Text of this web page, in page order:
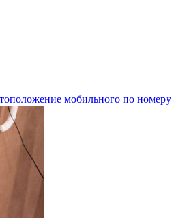
мобильного по номеру